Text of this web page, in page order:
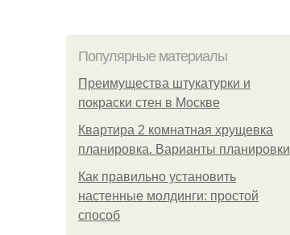
Популярные материалы
Преимущества штукатурки и
покраски стен в Москве
Квартира 2 комнатная хрущевка
планировка. Варианты планировки
Как правильно установить
настенные молдинги: простой
способ